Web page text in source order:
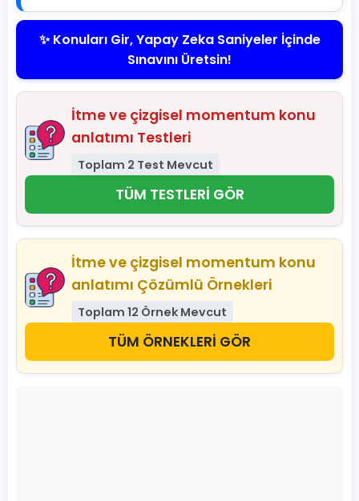
✨ Konuları Gir, Yapay Zeka Saniyeler İçinde
Sınavını Üretsin!
İtme ve çizgisel momentum konu
anlatımı Testleri
Toplam 2 Test Mevcut
TÜM TESTLERİ GÖR
İtme ve çizgisel momentum konu
anlatımı Çözümlü Örnekleri
Toplam 12 Örnek Mevcut
TÜM ÖRNEKLERİ GÖR